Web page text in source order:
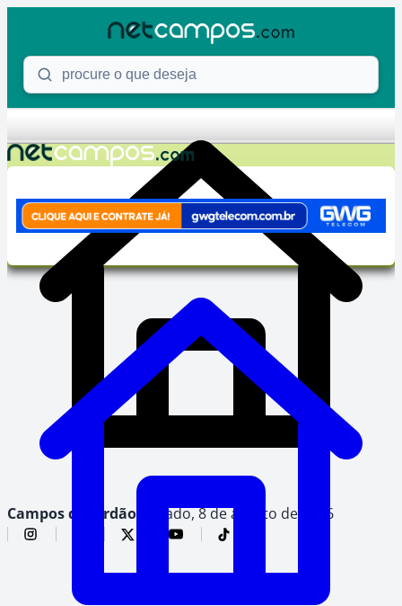
Procure o que deseja
Campos do Jordão, sábado, 8 de agosto de 2026